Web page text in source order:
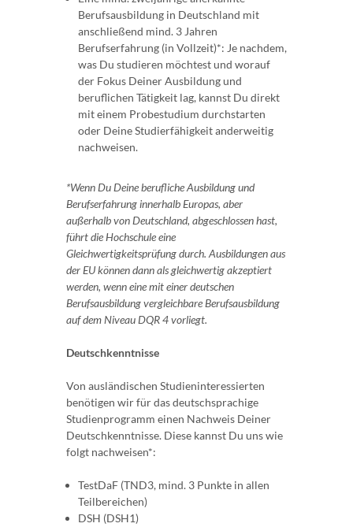
Berufsausbildung in Deutschland mit
anschließend mind. 3 Jahren
Berufserfahrung (in Vollzeit)*: Je nachdem,
was Du studieren möchtest und worauf
der Fokus Deiner Ausbildung und
beruflichen Tätigkeit lag, kannst Du direkt
mit einem Probestudium durchstarten
oder Deine Studierfähigkeit anderweitig
nachweisen.
*Wenn Du Deine berufliche Ausbildung und
Berufserfahrung innerhalb Europas, aber
außerhalb von Deutschland, abgeschlossen hast,
führt die Hochschule eine
Gleichwertigkeitsprüfung durch. Ausbildungen aus
der EU können dann als gleichwertig akzeptiert
werden, wenn eine mit einer deutschen
Berufsausbildung vergleichbare Berufsausbildung
auf dem Niveau DQR 4 vorliegt.
Deutschkenntnisse
Von ausländischen Studieninteressierten
benötigen wir für das deutschsprachige
Studienprogramm einen Nachweis Deiner
Deutschkenntnisse. Diese kannst Du uns wie
folgt nachweisen*:
TestDaF (TND3, mind. 3 Punkte in allen
Teilbereichen)
DSH (DSH1)